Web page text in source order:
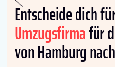
Entscheide dich
Umzugsfirmafür
von Hamburg